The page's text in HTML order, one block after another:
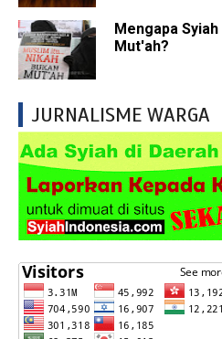
Mengapa
Mut'ah?
JURNALISME WARGA